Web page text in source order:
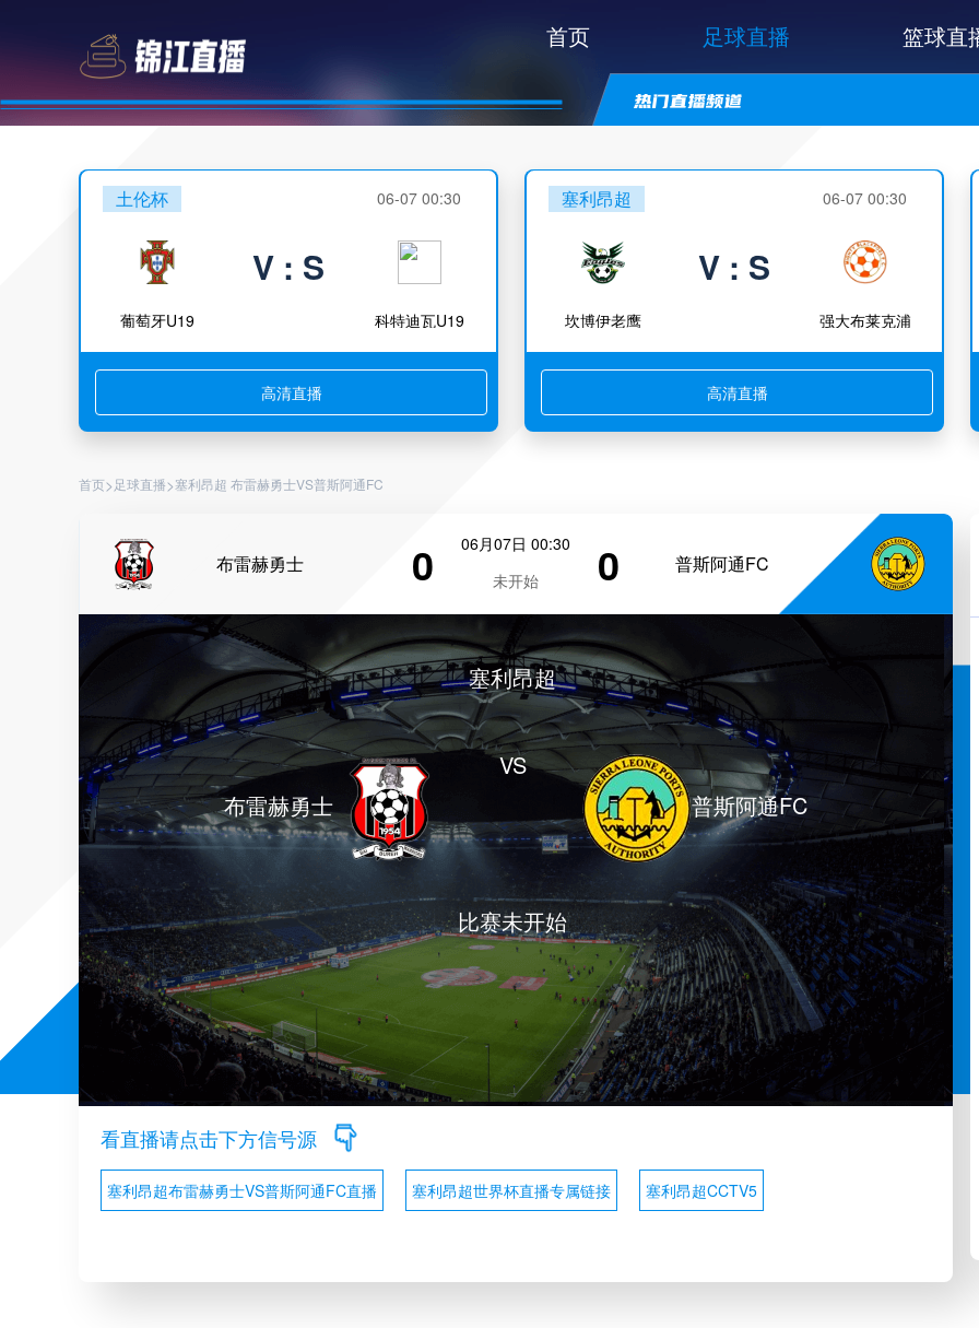
首页 足球直播 篮球直
土伦杯 06-07 00:30
葡萄牙U19
V : S
科特迪瓦U19
高清直播
塞利昂超 06-07 00:30
坎博伊老鹰
V : S
强大布莱克浦
高清直播
首页> 足球直播>塞利昂超 布雷赫勇士VS普斯阿通FC
布雷赫勇士 0
06月07日 00:30
未开始
0 普斯阿通FC
布雷赫勇士
塞利昂超
VS
比赛未开始
普斯阿通FC
看直播请点击下方信号源
塞利昂超布雷赫勇士VS普斯阿通FC直播 塞利昂超世界杯直播专属链接 塞利昂超CCTV5